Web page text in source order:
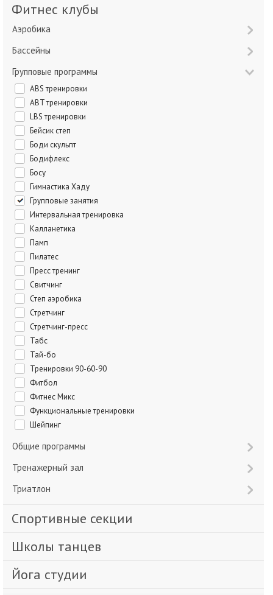
Фитнес клубы
Аэробика
Бассейны
Групповые программы
ABS тренировки
ABT тренировки
LBS тренировки
Бейсик степ
Боди скульпт
Бодифлекс
Босу
Гимнастика Хаду
Групповые занятия
Интервальная тренировка
Калланетика
Памп
Пилатес
Пресс тренинг
Свитчинг
Степ аэробика
Стретчинг
Стретчинг-пресс
Табс
Тай-бо
Тренировки 90-60-90
Фитбол
Фитнес Микс
Функциональные тренировки
Шейпинг
Общие программы
Тренажерный зал
Триатлон
Спортивные секции
Школы танцев
Йога студии